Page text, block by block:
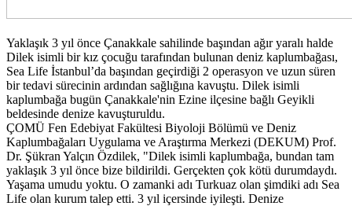
Yaklaşık 3 yıl önce Çanakkale sahilinde başından ağır yaralı halde
Dilek isimli bir kız çocuğu tarafından bulunan deniz kaplumbağası,
Sea Life İstanbul’da başından geçirdiği 2 operasyon ve uzun süren
bir tedavi sürecinin ardından sağlığına kavuştu. Dilek isimli
kaplumbağa bugün Çanakkale'nin Ezine ilçesine bağlı Geyikli
beldesinde denize kavuşturuldu.
ÇOMÜ Fen Edebiyat Fakültesi Biyoloji Bölümü ve Deniz
Kaplumbağaları Uygulama ve Araştırma Merkezi (DEKUM) Prof.
Dr. Şükran Yalçın Özdilek, "Dilek isimli kaplumbağa, bundan tam
yaklaşık 3 yıl önce bize bildirildi. Gerçekten çok kötü durumdaydı.
Yaşama umudu yoktu. O zamanki adı Turkuaz olan şimdiki adı Sea
Life olan kurum talep etti. 3 yıl içersinde iyileşti. Denize